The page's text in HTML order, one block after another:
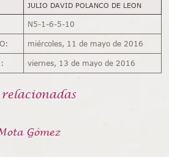
JULIO DAVID POLANCO DE LEON
N5-1-6-5-10
miércoles, 11 de mayo de 2016
viernes, 13 de mayo de 2016
Gómez